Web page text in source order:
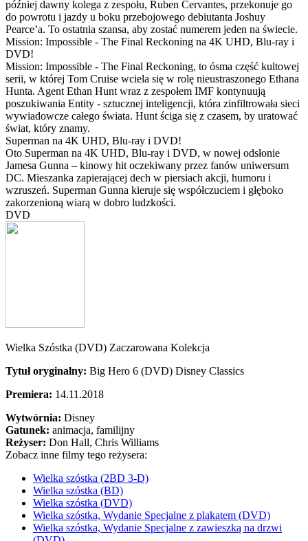
później dawny kolega z zespołu, Ruben Cervantes, przekonuje go
do powrotu i jazdy u boku przebojowego debiutanta Joshuy
Pearce’a. To ostatnia szansa, aby zostać numerem jeden na świecie.
Mission: Impossible - The Final Reckoning na 4K UHD, Blu-ray i
DVD!
Mission: Impossible - The Final Reckoning, to ósma część kultowej
serii, w której Tom Cruise wciela się w rolę nieustraszonego Ethana
Hunta. Agent Ethan Hunt wraz z zespołem IMF kontynuują
poszukiwania Entity - sztucznej inteligencji, która zinfiltrowała sieci
wywiadowcze całego świata. Hunt ściga się z czasem, by uratować
świat, który znamy.
Superman na 4K UHD, Blu-ray i DVD!
Oto Superman na 4K UHD, Blu-ray i DVD, w nowej odsłonie
Jamesa Gunna – kinowy hit oczekiwany przez fanów uniwersum
DC. Mieszanka zapierającej dech w piersiach akcji, humoru i
wzruszeń. Superman Gunna kieruje się współczuciem i głęboko
zakorzenioną wiarą w dobro ludzkości.
DVD
Wielka Szóstka (DVD) Zaczarowana Kolekcja
Tytuł oryginalny: Big Hero 6 (DVD) Disney Classics
Premiera: 14.11.2018
Wytwórnia: Disney
Gatunek: animacja, familijny
Reżyser: Don Hall, Chris Williams
Zobacz inne filmy tego reżysera:
Wielka szóstka (2BD 3-D)
Wielka szóstka (BD)
Wielka szóstka (DVD)
Wielka szóstka, Wydanie Specjalne z plakatem (DVD)
Wielka szóstka, Wydanie Specjalne z zawieszką na drzwi